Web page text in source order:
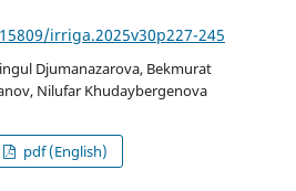
irriga.2025v30p227-245
Djumanazarova, Bekmurat
Nilufar Khudaybergenova
pdf (English)